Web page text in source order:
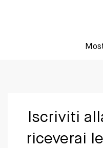
Iscriviti
riceverai